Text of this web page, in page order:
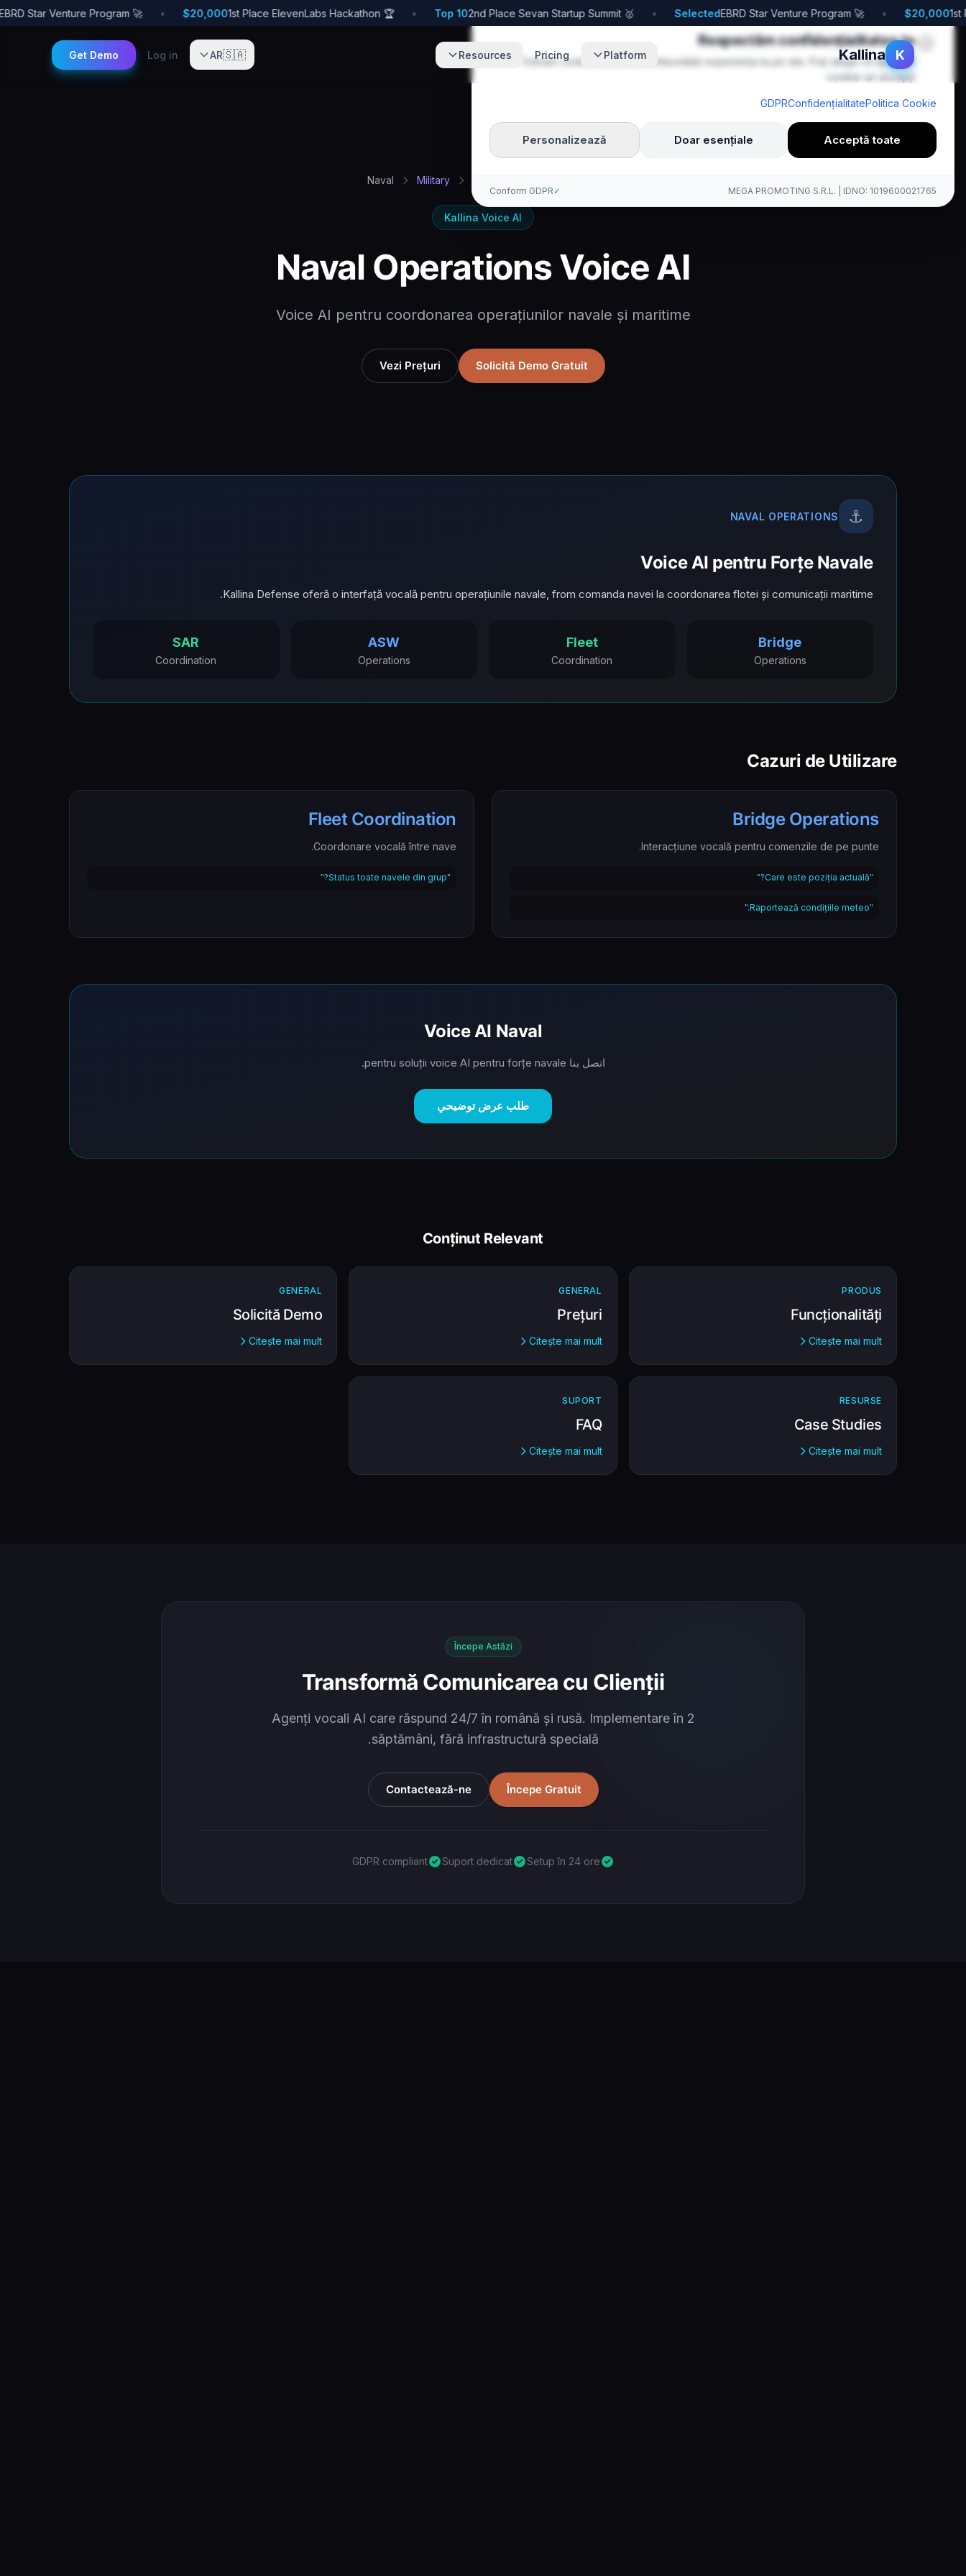
🍪
Respectăm confidențialitatea ta
Folosim cookie-uri pentru a îmbunătăți experiența ta pe site. Poți alege ce tipuri de
cookie-uri accepți.
Politica Cookie
Confidențialitate
GDPR
Acceptă toate
Doar esențiale
Personalizează
MEGA PROMOTING S.R.L. | IDNO: 1019600021765
✓
Conform GDPR
$20,000
🚀 EBRD Star Venture Program
Selected
🥈 2nd Place Sevan Startup Summit
Top 10
🏆 1st Place ElevenLabs Hackathon
$20,000
🚀 EBRD Star Venture Program
K
Kallina
Platform
Pricing
Resources
🇸🇦
AR
Log in
Get Demo
Military
Naval
Kallina Voice AI
Naval Operations Voice AI
Voice AI pentru coordonarea operațiunilor navale și maritime
Solicită Demo Gratuit
Vezi Prețuri
⚓
NAVAL OPERATIONS
Voice AI pentru Forțe Navale
Kallina Defense oferă o interfață vocală pentru operațiunile navale, from comanda navei la coordonarea flotei și comunicații maritime.
Bridge
Operations
Fleet
Coordination
ASW
Operations
SAR
Coordination
Cazuri de Utilizare
Bridge Operations
Interacțiune vocală pentru comenzile de pe punte.
"Care este poziția actuală?"
"Raportează condițiile meteo."
Fleet Coordination
Coordonare vocală între nave.
"Status toate navele din grup?"
Voice AI Naval
اتصل بنا pentru soluții voice AI pentru forțe navale.
طلب عرض توضيحي
Conținut Relevant
PRODUS
Funcționalități
Citește mai mult
GENERAL
Prețuri
Citește mai mult
GENERAL
Solicită Demo
Citește mai mult
RESURSE
Case Studies
Citește mai mult
SUPORT
FAQ
Citește mai mult
Începe Astăzi
Transformă Comunicarea cu Clienții
Agenți vocali AI care răspund 24/7 în română și rusă. Implementare în 2
săptămâni, fără infrastructură specială.
Începe Gratuit
Contactează-ne
Setup în 24 ore
Suport dedicat
GDPR compliant